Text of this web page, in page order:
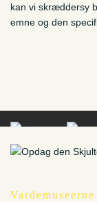
kan vi skræddersy
emne og den
Vardemuseerne